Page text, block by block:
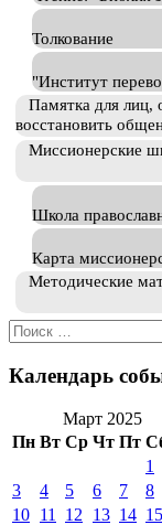
Толкование
"Институт
Памятка для лиц,
восстановить
Миссионерские
Школа
Карта
Методические
Искать:
Календарь
Март 2025
Пн Вт Ср Чт Пт
1
3
4 5 6 7 8
10 11 12 13 14 15